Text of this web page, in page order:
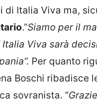
di Italia Viva ma,
.”Siamo per il
Italia Viva sarà
Per quanto
Boschi ribadisce
sovranista. “